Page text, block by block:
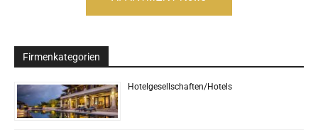
Firmenkategorien
Hotelgesellschaften/Hotels